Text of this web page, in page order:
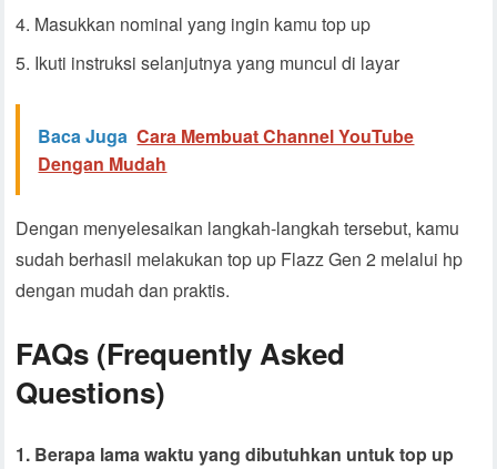
Masukkan nominal yang ingin kamu top up
Ikuti instruksi selanjutnya yang muncul di layar
Baca Juga Cara Membuat Channel YouTube
Dengan Mudah
Dengan menyelesaikan langkah-langkah tersebut, kamu
sudah berhasil melakukan top up Flazz Gen 2 melalui hp
dengan mudah dan praktis.
FAQs (Frequently Asked
Questions)
1. Berapa lama waktu yang dibutuhkan untuk top up